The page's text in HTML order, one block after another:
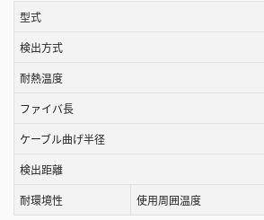
型式
検出方式
耐熱温度
ファイバ長
ケーブル曲げ半径
検出距離
耐環境性
使用周囲温度